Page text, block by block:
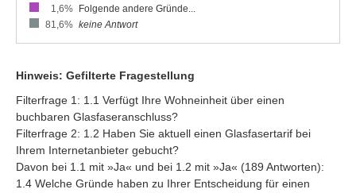
1,6%
Folgende andere Gründe...
81,6% keine Antwort
Hinweis: Gefilterte Fragestellung
Filterfrage 1: 1.1 Verfügt Ihre Wohneinheit über einen
buchbaren Glasfaseranschluss?
Filterfrage 2: 1.2 Haben Sie aktuell einen Glasfasertarif bei
Ihrem Internetanbieter gebucht?
Davon bei 1.1 mit »Ja« und bei 1.2 mit »Ja« (189 Antworten):
1.4 Welche Gründe haben zu Ihrer Entscheidung für einen